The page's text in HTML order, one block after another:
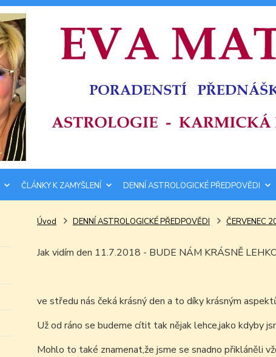
ČLÁNKY K ZAMYŠLENÍ DENNÍ ASTROLOGICKÉ PŘEDPOVĚDI
Úvod DENNÍ ASTROLOGICKÉ PŘEDPOVĚDI ČERVENEC
Jak vidím den 11.7.2018 - BUDE NÁM KRÁSNĚ
ve středu nás čeká krásný den a to díky krásným
Už od ráno se budeme cítit tak nějak lehce,jako kdyby
Mohlo to také znamenat,že jsme se snadno přikláněli